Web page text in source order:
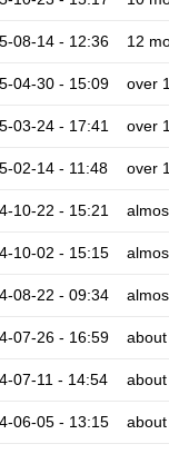
08-14 - 12:36 12
04-30 - 15:09 over
03-24 - 17:41 over
02-14 - 11:48 over
10-22 - 15:21
10-02 - 15:15
08-22 - 09:34
07-26 - 16:59
07-11 - 14:54
06-05 - 13:15